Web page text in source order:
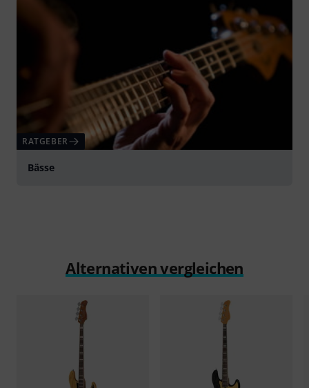
RATGEBER
Bässe
Alternativen vergleichen